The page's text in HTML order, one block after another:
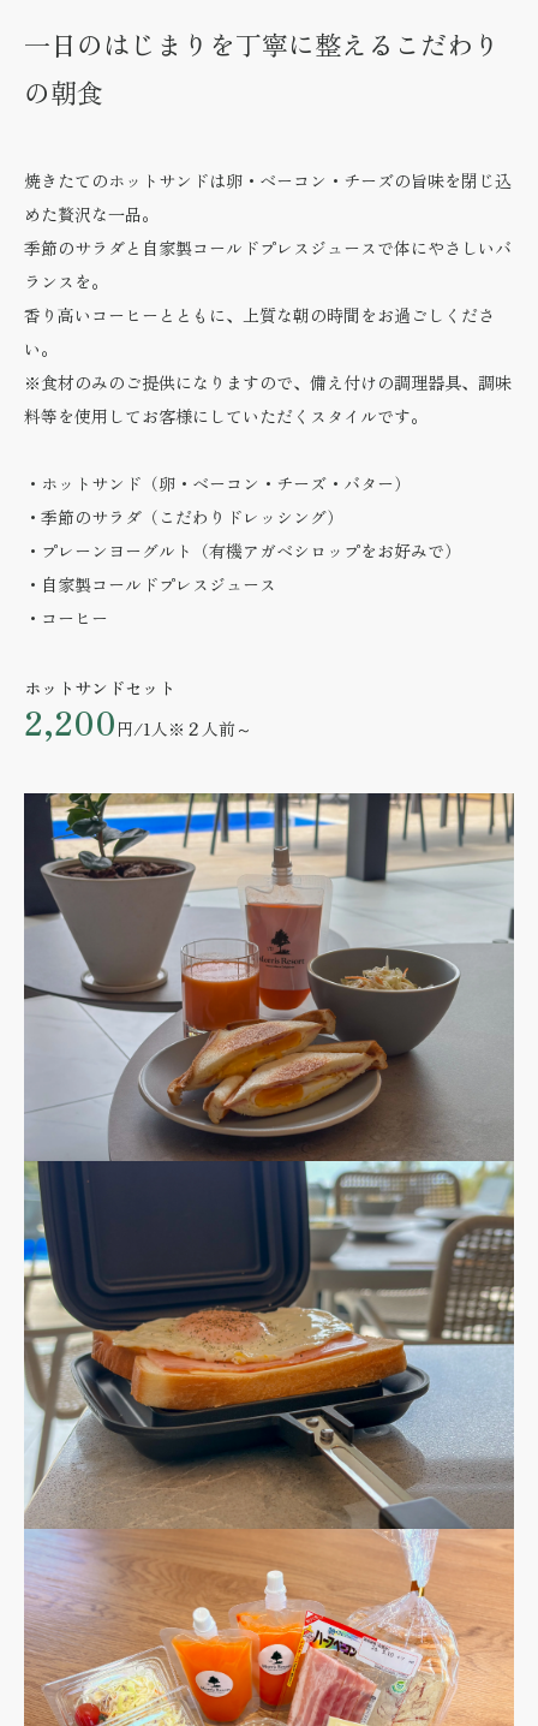
一日のはじまりを丁寧に整えるこだわり
の朝食
焼きたてのホットサンドは卵・ベーコン・チーズの旨味を閉じ込
めた贅沢な一品。
季節のサラダと自家製コールドプレスジュースで体にやさしいバ
ランスを。
香り高いコーヒーとともに、上質な朝の時間をお過ごしくださ
い。
※食材のみのご提供になりますので、備え付けの調理器具、調味
料等を使用してお客様にしていただくスタイルです。
・ホットサンド（卵・ベーコン・チーズ・バター）
・季節のサラダ（こだわりドレッシング）
・プレーンヨーグルト（有機アガベシロップをお好みで）
・自家製コールドプレスジュース
・コーヒー
ホットサンドセット
2,200 円/1人※２人前～